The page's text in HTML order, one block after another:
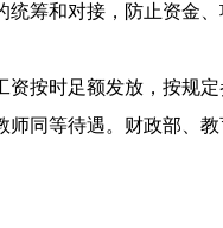
筹和对接，防止资金、
按时足额发放，按规
同等待遇。财政部、